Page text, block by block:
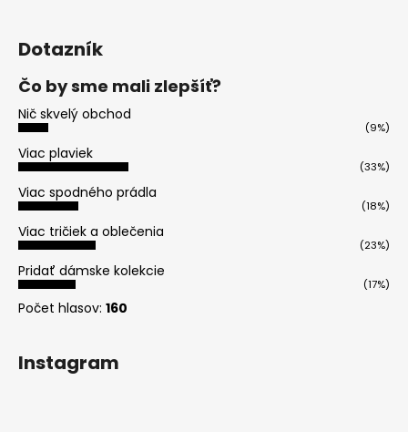
Dotazník
Čo by sme mali zlepšíť?
Nič skvelý obchod
(9%)
Viac plaviek
(33%)
Viac spodného prádla
(18%)
Viac tričiek a oblečenia
(23%)
Pridať dámske kolekcie
(17%)
Počet hlasov: 160
Instagram